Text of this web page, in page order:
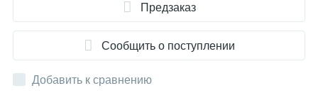
Предзаказ
Сообщить о поступлении
Добавить к сравнению